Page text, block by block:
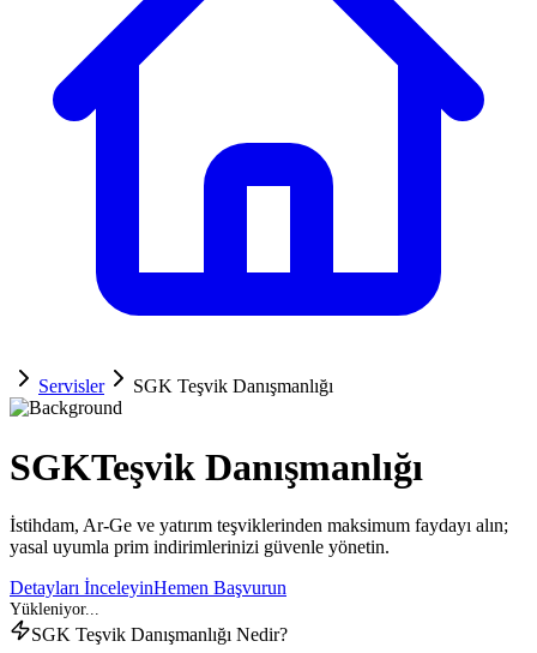
Servisler SGK Teşvik Danışmanlığı
SGKTeşvik Danışmanlığı
İstihdam, Ar-Ge ve yatırım teşviklerinden maksimum faydayı alın;
yasal uyumla prim indirimlerinizi güvenle yönetin.
Detayları İnceleyinHemen Başvurun
SGK Teşvik Danışmanlığı Nedir?